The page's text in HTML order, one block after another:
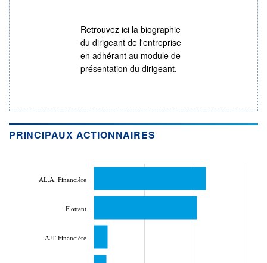
Retrouvez ici la biographie
du dirigeant de l'entreprise
en adhérant au module de
présentation du dirigeant.
PRINCIPAUX ACTIONNAIRES
AL.A. Financière
Flottant
AJT Financière